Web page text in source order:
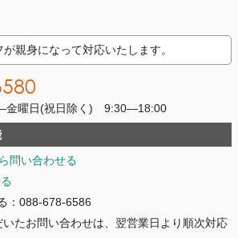
親身になって対応いたします。
金曜日(祝日除く) 9:30―18:00
問い合わせる
：088-678-6586
たお問い合わせは、翌営業日より順次対応